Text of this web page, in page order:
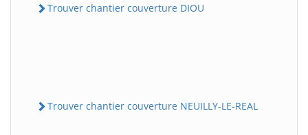
Trouver chantier couverture DIOU
Trouver chantier couverture NEUILLY-LE-REAL